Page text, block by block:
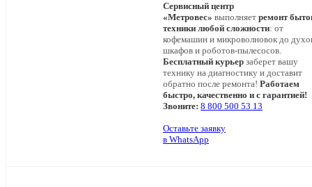
Сервисный центр
«Метровес» выполняет ремонт
техники любой сложности: от
кофемашин и микроволновок до
шкафов и роботов-пылесосов.
Бесплатный курьер заберет вашу
технику на диагностику и доставит
обратно после ремонта! Работаем
быстро, качественно и с гарантией!
Звоните: 8 800 500 53 13
Оставьте заявку
в WhatsApp